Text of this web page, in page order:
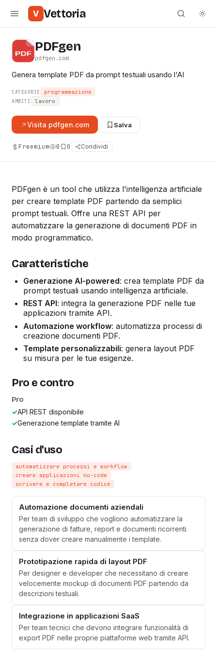
V Vettoria
PDFgen
pdfgen.com
Genera template PDF da prompt testuali usando l'AI
CATEGORIE programmazione
AMBITI lavoro
Visita pdfgen.com Salva
Freemium 0 0 Condividi
PDFgen è un tool che utilizza l'intelligenza artificiale
per creare template PDF partendo da semplici
prompt testuali. Offre una REST API per
automatizzare la generazione di documenti PDF in
modo programmatico.
Caratteristiche
Generazione AI-powered: crea template PDF da
prompt testuali usando intelligenza artificiale.
REST API: integra la generazione PDF nelle tue
applicazioni tramite API.
Automazione workflow: automatizza processi di
creazione documenti PDF.
Template personalizzabili: genera layout PDF
su misura per le tue esigenze.
Pro e contro
Pro
✓API REST disponibile
✓Generazione template tramite AI
Casi d'uso
automatizzare processi e workflow
creare applicazioni no-code
scrivere e completare codice
Automazione documenti aziendali
Per team di sviluppo che vogliono automatizzare la
generazione di fatture, report e documenti ricorrenti
senza dover creare manualmente i template.
Prototipazione rapida di layout PDF
Per designer e developer che necessitano di creare
velocemente mockup di documenti PDF partendo da
descrizioni testuali.
Integrazione in applicazioni SaaS
Per team tecnici che devono integrare funzionalità di
export PDF nelle proprie piattaforme web tramite API.